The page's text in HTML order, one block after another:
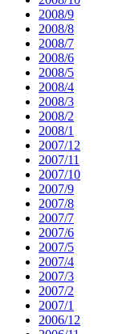
2008/9
2008/8
2008/7
2008/6
2008/5
2008/4
2008/3
2008/2
2008/1
2007/12
2007/11
2007/10
2007/9
2007/8
2007/7
2007/6
2007/5
2007/4
2007/3
2007/2
2007/1
2006/12